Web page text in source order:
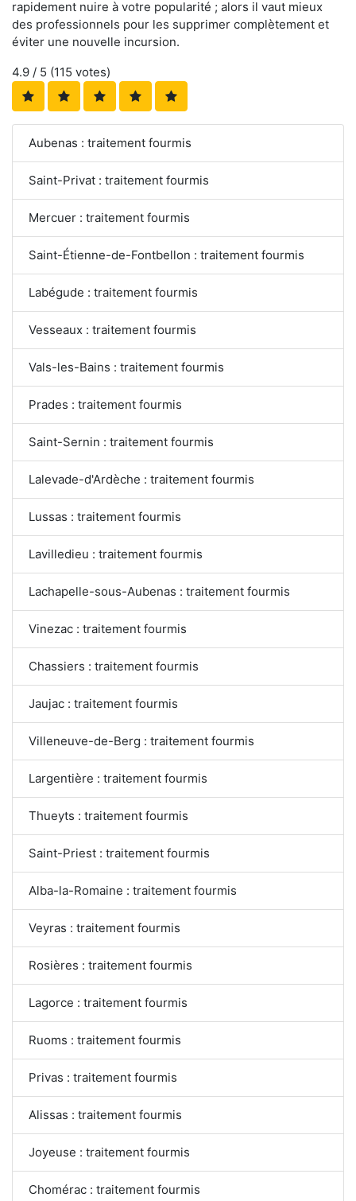
rapidement nuire à votre popularité ; alors il vaut mieux
des professionnels pour les supprimer complètement et
éviter une nouvelle incursion.
4.9 / 5 (115 votes)
Aubenas : traitement fourmis
Saint-Privat : traitement fourmis
Mercuer : traitement fourmis
Saint-Étienne-de-Fontbellon : traitement fourmis
Labégude : traitement fourmis
Vesseaux : traitement fourmis
Vals-les-Bains : traitement fourmis
Prades : traitement fourmis
Saint-Sernin : traitement fourmis
Lalevade-d'Ardèche : traitement fourmis
Lussas : traitement fourmis
Lavilledieu : traitement fourmis
Lachapelle-sous-Aubenas : traitement fourmis
Vinezac : traitement fourmis
Chassiers : traitement fourmis
Jaujac : traitement fourmis
Villeneuve-de-Berg : traitement fourmis
Largentière : traitement fourmis
Thueyts : traitement fourmis
Saint-Priest : traitement fourmis
Alba-la-Romaine : traitement fourmis
Veyras : traitement fourmis
Rosières : traitement fourmis
Lagorce : traitement fourmis
Ruoms : traitement fourmis
Privas : traitement fourmis
Alissas : traitement fourmis
Joyeuse : traitement fourmis
Chomérac : traitement fourmis